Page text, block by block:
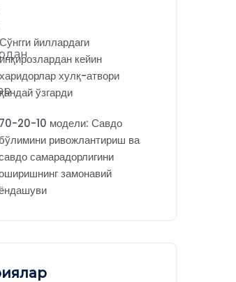
Сўнгги йиллардаги
инқирозлардан кейин
харидорлар хулқ-атвори
қандай ўзгарди
70-20-10 модели: Савдо
бўлимини ривожлантириш ва
самарадорлигини
замонавий